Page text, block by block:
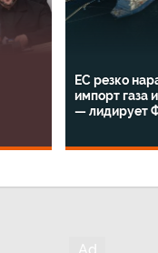
ЕС резко
импорт газа
— лидирует